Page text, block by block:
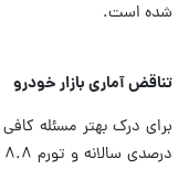
شده است.
تناقض آماری بازار خودرو